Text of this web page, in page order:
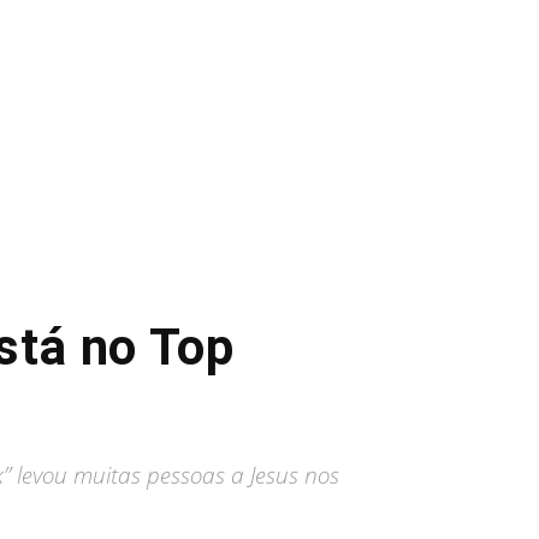
no Top
levou muitas pessoas a Jesus nos